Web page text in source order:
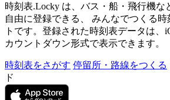
時刻表.Locky は、バス・船・飛行機な
自由に登録できる、 みんなでつくる時
トです。登録された時刻表データは、
カウントダウン形式で表示できます。
時刻表をさがす 停留所・路線をつくる
ド